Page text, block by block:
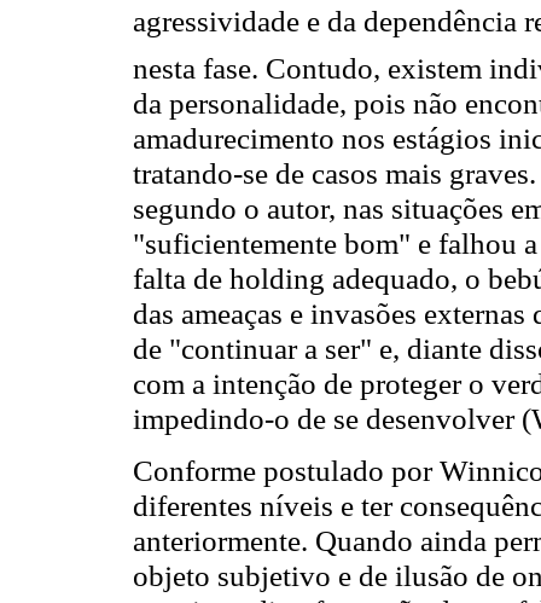
agressividade e da dependência
nesta fase. Contudo, existem
da personalidade, pois não
amadurecimento nos estágios
tratando-se de casos mais
segundo o autor, nas situações
"suficientemente bom" e falhou
falta de holding adequado, o
das ameaças e invasões
de "continuar a ser" e, diante
com a intenção de proteger o
impedindo-o de se desenvolver
Conforme postulado por
diferentes níveis e ter
anteriormente. Quando ainda
objeto subjetivo e de ilusão de